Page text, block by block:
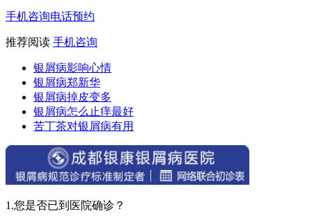
手机咨询电话预约
推荐阅读 手机咨询
银屑病影响心情
银屑病郑新华
银屑病掉皮变多
银屑病怎么止痒最好
苦丁茶对银屑病有用
1.您是否已到医院确诊？